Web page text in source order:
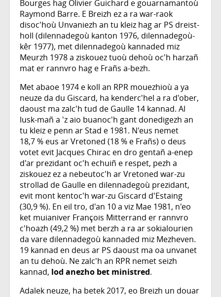
Bourges hag Olivier Guichard e gouarnamantoù
Raymond Barre. E Breizh ez a ra war-raok
disoc'hoù Unvaniezh an tu kleiz hag ar PS dreist-
holl (dilennadegoù kanton 1976, dilennadegoù-
kêr 1977), met dilennadegoù kannaded miz
Meurzh 1978 a ziskouez tuoù dehoù oc'h harzañ
mat er rannvro hag e Frañs a-bezh.
Met abaoe 1974 e koll an RPR mouezhioù a ya
neuze da du Giscard, ha kenderc'hel a ra d'ober,
daoust ma zalc'h tud de Gaulle 14 kannad. Al
lusk-mañ a 'z aio buanoc'h gant donedigezh an
tu kleiz e penn ar Stad e 1981. N'eus nemet
18,7 % eus ar Vretoned (18 % e Frañs) o deus
votet evit Jacques Chirac en dro gentañ a-enep
d'ar prezidant oc'h echuiñ e respet, pezh a
ziskouez ez a nebeutoc'h ar Vretoned war-zu
strollad de Gaulle en dilennadegoù prezidant,
evit mont kentoc'h war-zu Giscard d'Estaing
(30,9 %). En eil tro, d'an 10 a viz Mae 1981, n'eo
ket muianiver François Mitterrand er rannvro
c'hoazh (49,2 %) met berzh a ra ar sokialourien
da vare dilennadegoù kannaded miz Mezheven.
19 kannad en deus ar PS daoust ma oa unvanet
an tu dehoù. Ne zalc'h an RPR nemet seizh
kannad, lod anezho bet ministred.
Adalek neuze, ha betek 2017, eo Breizh un douar